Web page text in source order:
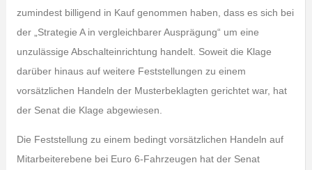
zumindest billigend in Kauf genommen haben, dass es sich bei
der „Strategie A in vergleichbarer Ausprägung“ um eine
unzulässige Abschalteinrichtung handelt. Soweit die Klage
darüber hinaus auf weitere Feststellungen zu einem
vorsätzlichen Handeln der Musterbeklagten gerichtet war, hat
der Senat die Klage abgewiesen.
Die Feststellung zu einem bedingt vorsätzlichen Handeln auf
Mitarbeiterebene bei Euro 6-Fahrzeugen hat der Senat